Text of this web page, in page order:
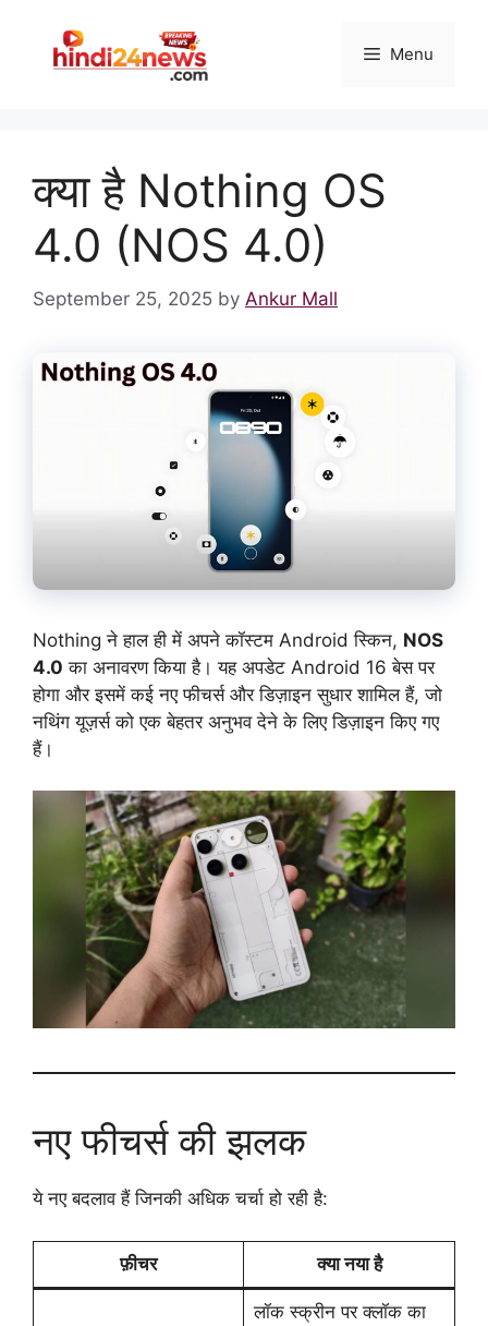
content
Menu
क्या है Nothing OS
4.0 (NOS 4.0)
September 25, 2025 by Ankur Mall
Nothing ने हाल ही में अपने कॉस्टम Android स्किन, NOS
4.0 का अनावरण किया है। यह अपडेट Android 16 बेस पर
होगा और इसमें कई नए फीचर्स और डिज़ाइन सुधार शामिल हैं, जो
नथिंग यूज़र्स को एक बेहतर अनुभव देने के लिए डिज़ाइन किए गए
हैं।
नए फीचर्स की झलक
ये नए बदलाव हैं जिनकी अधिक चर्चा हो रही है:
फ़ीचर क्या नया है
लॉक स्क्रीन पर क्लॉक का